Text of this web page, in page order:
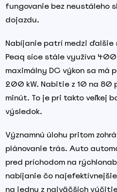
fungovanie bez neustáleho
dojazdu.
Nabíjanie patrí medzi ďalšie
Peaq síce stále využíva
maximálny DC výkon sa má
200 kW. Nabitie z 10 na 80
minút. To je pri takto veľkej
výsledok.
Významnú úlohu pritom
plánovanie trás. Auto
pred príchodom na
nabíjanie čo
na jednu z najväčších